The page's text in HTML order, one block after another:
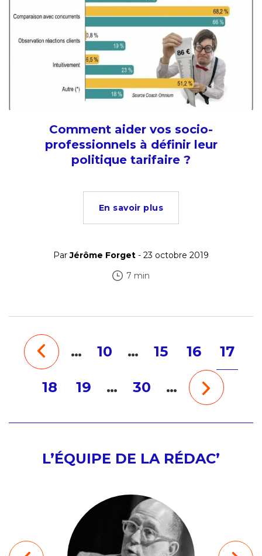
Comment aider vos socio-
professionnels à définir leur
politique tarifaire ?
En savoir plus
ParJérôme Forget - 23 octobre 2019
7 min
… 10 … 15 16 17
18 19 … 30 …
L’ÉQUIPE DE LA RÉDAC’